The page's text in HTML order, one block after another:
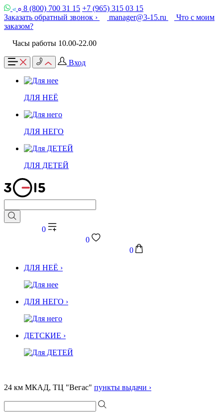
8 (800) 700 31 15 +7 (965) 315 03 15
Заказать обратный звонок ›
manager@3-15.ru
Что с моим
заказом?
Часы работы 10.00-22.00
Вход
ДЛЯ НЕЁ
ДЛЯ НЕГО
ДЛЯ ДЕТЕЙ
0
0
0
ДЛЯ НЕЁ ›
ДЛЯ НЕГО ›
ДЕТСКИЕ ›
24 км МКАД, ТЦ "Вегас" пункты выдачи ›